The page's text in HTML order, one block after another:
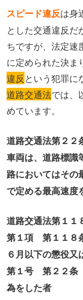
スピード違反は身
とした交通違反だ
ちですが、法定速
に定められた決ま
違反という犯罪に
道路交通法では、
めています。
道路交通法第２２
車両は、道路標識
路においてはその
で定める最高速度
道路交通法第１１
第１項 第１１８
６月以下の懲役又
第１号 第２２条
為をした者